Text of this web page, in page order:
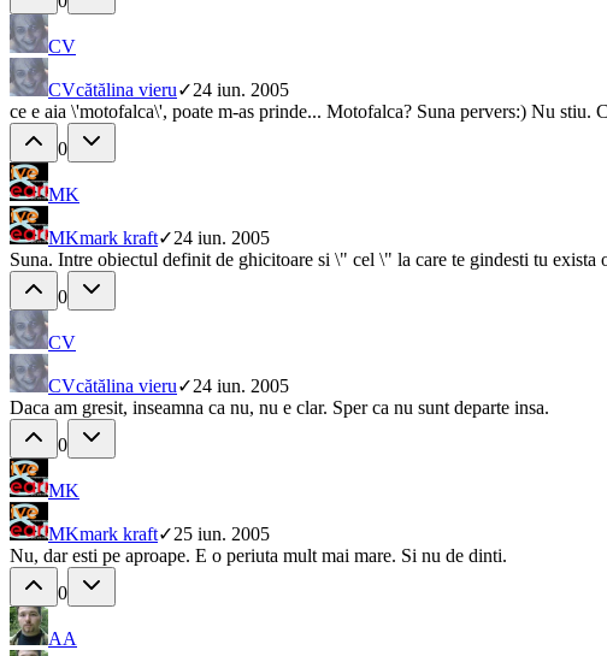
CV
CVcătălina vieru✓24 iun. 2005
ce e aia \'motofalca\', poate m-as prinde... Motofalca? Suna pervers:) Nu stiu.
0
MK
MKmark kraft✓24 iun. 2005
Suna. Intre obiectul definit de ghicitoare si \" cel \" la care te gindesti tu
0
CV
CVcătălina vieru✓24 iun. 2005
Daca am gresit, inseamna ca nu, nu e clar. Sper ca nu sunt departe insa.
0
MK
MKmark kraft✓25 iun. 2005
Nu, dar esti pe aproape. E o periuta mult mai mare. Si nu de dinti.
0
AA